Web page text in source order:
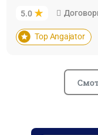
5.0
Top Angajator